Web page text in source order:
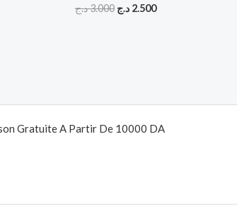
3.000د.ج 2.500 د.ج
Gratuite A Partir De 10000 DA